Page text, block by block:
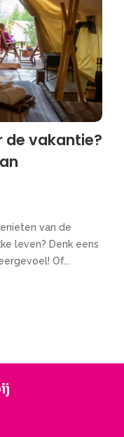
de vakantie?
van de
leven? Denk eens
Of...